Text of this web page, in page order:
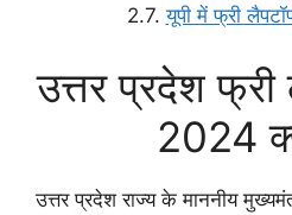
यूपी में फ्री
उत्तर प्रदेश फ्री
2024
उत्तर प्रदेश राज्य के माननीय